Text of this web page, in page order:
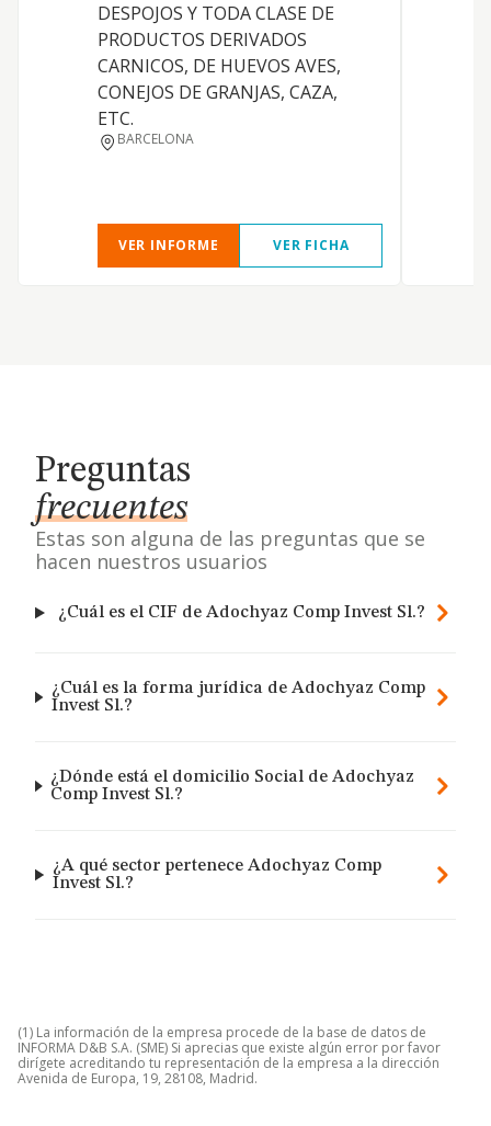
DESPOJOS Y TODA CLASE DE
PRODUCTOS DERIVADOS
CARNICOS, DE HUEVOS AVES,
CONEJOS DE GRANJAS, CAZA,
ETC.
BARCELONA
VER INFORME VER FICHA
Preguntas
frecuentes
Estas son alguna de las preguntas que se
hacen nuestros usuarios
¿Cuál es el CIF de Adochyaz Comp Invest Sl.?
¿Cuál es la forma jurídica de Adochyaz Comp
Invest Sl.?
¿Dónde está el domicilio Social de Adochyaz
Comp Invest Sl.?
¿A qué sector pertenece Adochyaz Comp
Invest Sl.?
(1) La información de la empresa procede de la base de datos de
INFORMA D&B S.A. (SME) Si aprecias que existe algún error por favor
dirígete acreditando tu representación de la empresa a la dirección
Avenida de Europa, 19, 28108, Madrid.